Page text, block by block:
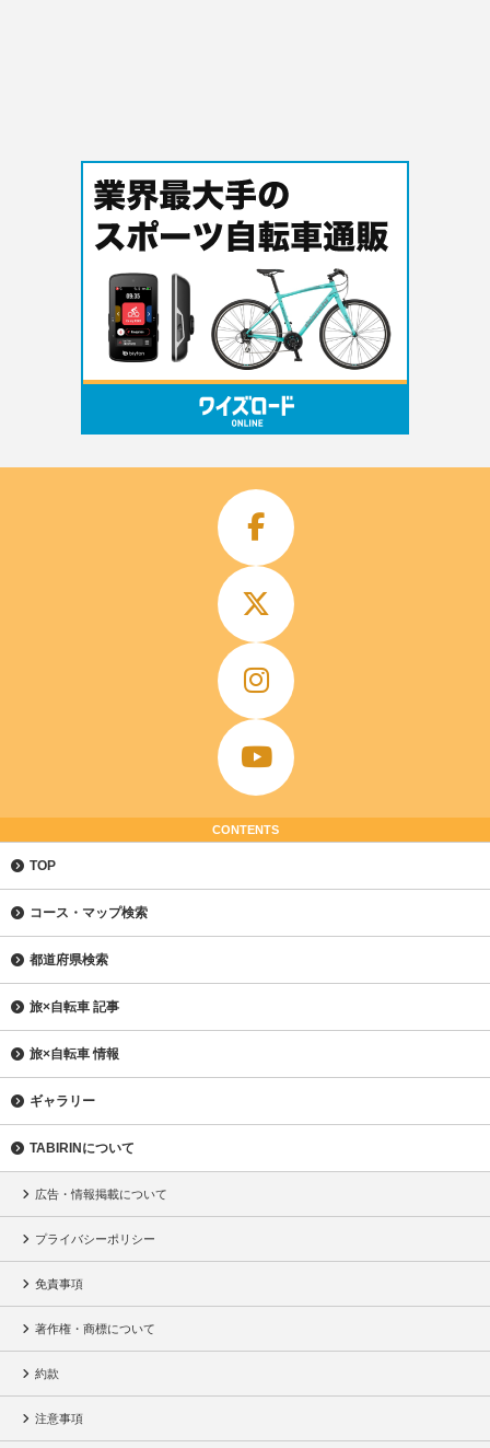
CONTENTS
TOP
コース・マップ検索
都道府県検索
旅×自転車 記事
旅×自転車 情報
ギャラリー
TABIRINについて
広告・情報掲載について
プライバシーポリシー
免責事項
著作権・商標について
約款
注意事項